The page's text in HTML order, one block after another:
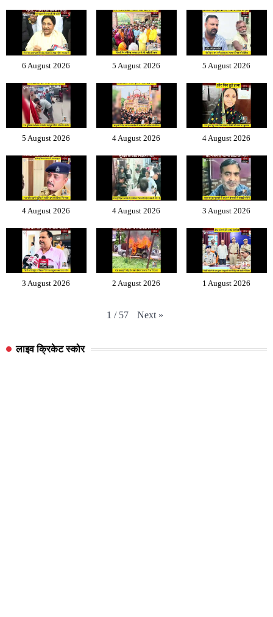
6 August 2026 5 August 2026 5 August 2026
5 August 2026 4 August 2026 4 August 2026
4 August 2026 4 August 2026 3 August 2026
3 August 2026 2 August 2026 1 August 2026
1 / 57 Next »
लाइव क्रिकेट स्कोर